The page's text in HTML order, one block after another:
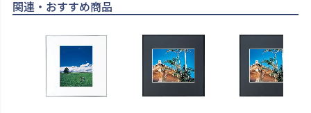
関連・おすすめ商品